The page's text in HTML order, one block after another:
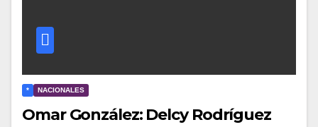
* NACIONALES
Omar González: Delcy Rodríguez